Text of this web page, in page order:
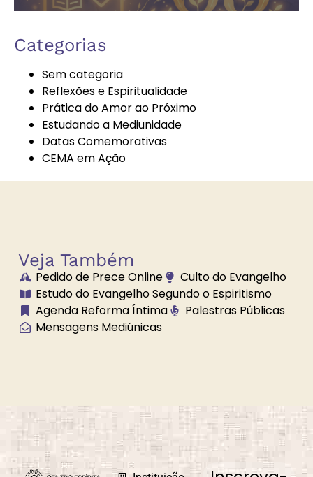
Autoconhecimento
Bazar
Beneficente
Brilhe a Vossa
Luz
Bússola
Espiritual
Caridade em
Ação
Carnaval
Categorias
Sem categoria
Reflexões e Espiritualidade
Prática do Amor ao Próximo
Estudando a Mediunidade
Datas Comemorativas
CEMA em Ação
Veja Também
Pedido de Prece Online
Culto do Evangelho
Estudo do Evangelho Segundo o Espiritismo
Agenda Reforma Íntima
Palestras Públicas
Mensagens Mediúnicas